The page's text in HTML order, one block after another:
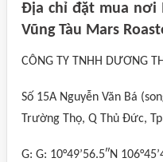
Địa chỉ đặt mua nơi
Vũng Tàu Mars
CÔNG TY TNHH DƯƠNG
Số 15A Nguyễn Văn Bá
Trường Thọ, Q Thủ Đức,
G: G: 10°49’56.5″N